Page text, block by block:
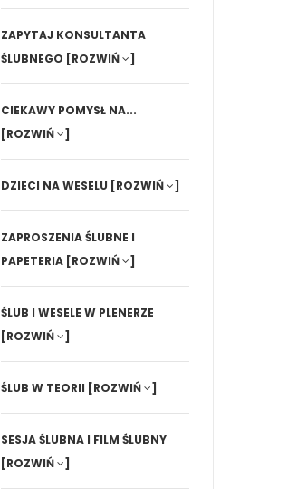
ZAPYTAJ KONSULTANTA
ŚLUBNEGO [ROZWIŃ ]
CIEKAWY POMYSŁ NA...
[ROZWIŃ
]
DZIECI NA WESELU [ROZWIŃ ]
ZAPROSZENIA ŚLUBNE I
PAPETERIA [ROZWIŃ ]
ŚLUB I WESELE W PLENERZE
[ROZWIŃ
]
ŚLUB W TEORII [ROZWIŃ ]
SESJA ŚLUBNA I FILM ŚLUBNY
[ROZWIŃ
]